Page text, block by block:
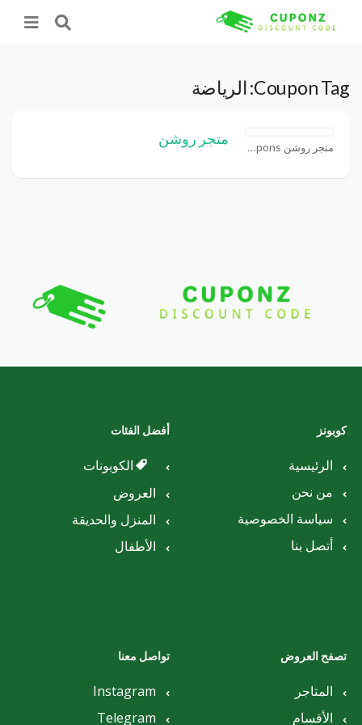
Coupon Tag: الرياضة
متجر روشن Coupons متجر روشن
كوبونز
الرئيسية
من نحن
سياسة الخصوصية
أتصل بنا
أفضل الفئات
الكوبونات
العروض
المنزل والحديقة
الأطفال
تصفح العروض
المتاجر
الأقسام
تواصل معنا
Instagram
Telegram